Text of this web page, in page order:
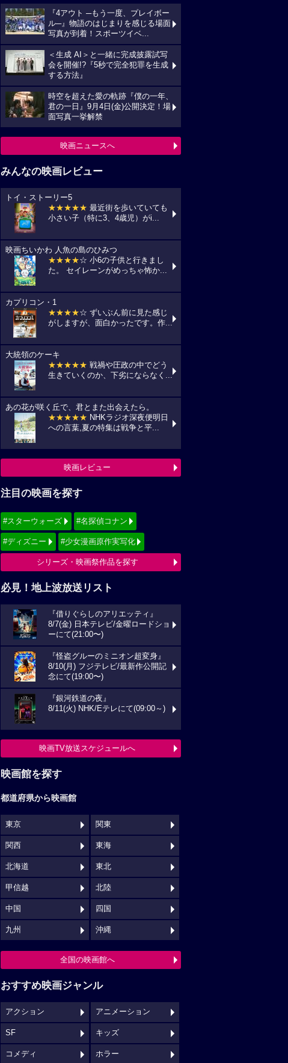
『4アウト ─もう一度、プレイボー
ル─』物語のはじまりを感じる場面
写真が到着！スポーツイベ...
＜生成 AI＞と一緒に完成披露試写
会を開催!?『5秒で完全犯罪を生成
する方法』
時空を超えた愛の軌跡『僕の一年、
君の一日』9月4日(金)公開決定！場
面写真一挙解禁
映画ニュースへ
みんなの映画レビュー
トイ・ストーリー5
★★★★★ 最近街を歩いていても
小さい子（特に3、4歳児）がi...
映画ちいかわ 人魚の島のひみつ
★★★★☆ 小6の子供と行きまし
た。 セイレーンがめっちゃ怖か...
カプリコン・1
★★★★☆ ずいぶん前に見た感じ
がしますが、面白かったです。作...
大統領のケーキ
★★★★★ 戦禍や圧政の中でどう
生きていくのか、下劣にならなく...
あの花が咲く丘で、君とまた出会えたら。
★★★★★ NHKラジオ深夜便明日
への言葉,夏の特集は戦争と平...
映画レビュー
注目の映画を探す
#スターウォーズ #名探偵コナン
#ディズニー #少女漫画原作実写化
シリーズ・映画祭作品を探す
必見！地上波放送リスト
『借りぐらしのアリエッティ』
8/7(金) 日本テレビ/金曜ロードショ
ーにて(21:00〜)
『怪盗グルーのミニオン超変身』
8/10(月) フジテレビ/最新作公開記
念にて(19:00〜)
『銀河鉄道の夜』
8/11(火) NHK/Eテレにて(09:00～)
映画TV放送スケジュールへ
映画館を探す
都道府県から映画館
東京 関東
関西 東海
北海道 東北
甲信越 北陸
中国 四国
九州 沖縄
全国の映画館へ
おすすめ映画ジャンル
アクション アニメーション
SF キッズ
コメディ ホラー